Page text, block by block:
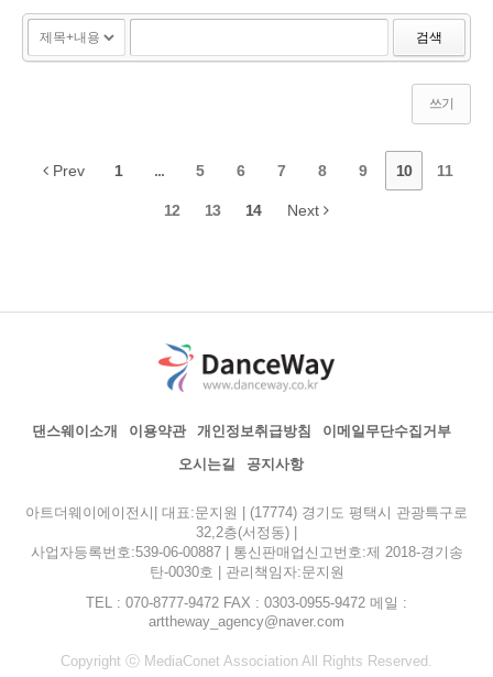
검색
쓰기
Prev 1 ... 5 6 7 8 9 10 11
12 13 14 Next
댄스웨이소개 이용약관 개인정보취급방침
이메일무단수집거부
오시는길
공지사항
아트더웨이에이전시| 대표:문지원 | (17774) 경기도 평택시 관광특구로
32,2층(서정동) |
사업자등록번호:539-06-00887 | 통신판매업신고번호:제 2018-경기송
탄-0030호 | 관리책임자:문지원
TEL : 070-8777-9472 FAX : 0303-0955-9472 메일 :
arttheway_agency@naver.com
Copyright ⓒ MediaConet Association All Rights Reserved.